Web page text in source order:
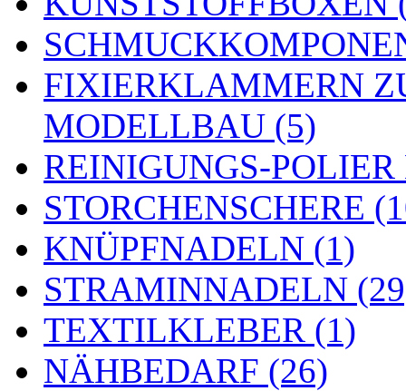
FIXIERKLAMMERN
MODELLBAU (5)
REINIGUNGS-
STORCHENSCHERE
KNÜPFNADELN (1)
STRAMINNADELN
TEXTILKLEBER (1)
NÄHBEDARF (26)